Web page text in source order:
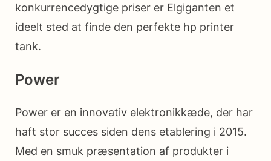
konkurrencedygtige priser er Elgiganten et
ideelt sted at finde den perfekte hp printer
tank.
Power
Power er en innovativ elektronikkæde, der har
haft stor succes siden dens etablering i 2015.
Med en smuk præsentation af produkter i